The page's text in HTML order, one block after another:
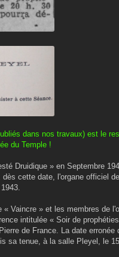
dans nos travaux) est le
du Temple !
Druidique » en Septembre
cette date, l'organe officiel
Vaincre » et les membres de
intitulée « Soir de
de France. La date
sa tenue, à la salle Pleyel, le